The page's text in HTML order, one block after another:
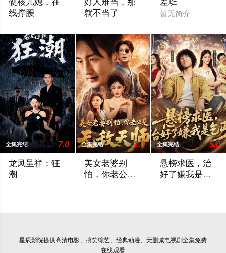
硬核儿媳，在
线撑腰
好人难当，那
就不当了
差班
暂无简介
全集完结 7.0
龙凤呈祥：狂
潮
全集完结 2.0
美女老婆别
怕，你老公是
全集完结 5.0
悬榜求医，治
好了嫌我是乞
星辰影院提供高清电影、搞笑综艺、经典动漫、无删减电视剧全集免费
在线观看